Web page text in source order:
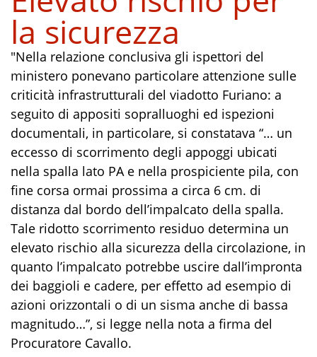
la sicurezza
"Nella relazione conclusiva gli ispettori del
ministero ponevano particolare attenzione sulle
criticità infrastrutturali del viadotto Furiano: a
seguito di appositi sopralluoghi ed ispezioni
documentali, in particolare, si constatava “… un
eccesso di scorrimento degli appoggi ubicati
nella spalla lato PA e nella prospiciente pila, con
fine corsa ormai prossima a circa 6 cm. di
distanza dal bordo dell’impalcato della spalla.
Tale ridotto scorrimento residuo determina un
elevato rischio alla sicurezza della circolazione, in
quanto l’impalcato potrebbe uscire dall’impronta
dei baggioli e cadere, per effetto ad esempio di
azioni orizzontali o di un sisma anche di bassa
magnitudo…”, si legge nella nota a firma del
Procuratore Cavallo.